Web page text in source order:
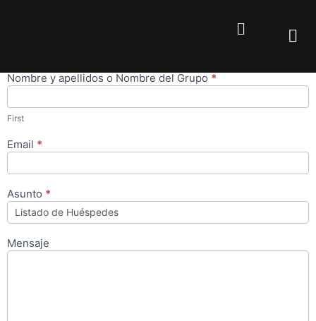
Envio de
Nombre y apellidos o Nombre del Grupo *
First
Email *
Asunto *
Mensaje